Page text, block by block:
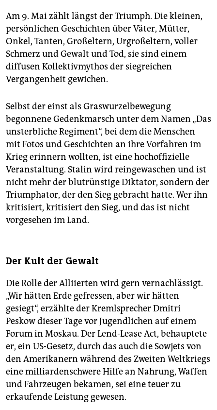
Am 9. Mai zählt längst der Triumph. Die kleinen,
persönlichen Geschichten über Väter, Mütter,
Onkel, Tanten, Großeltern, Urgroßeltern, voller
Schmerz und Gewalt und Tod, sie sind einem
diffusen Kollektivmythos der siegreichen
Vergangenheit gewichen.
Selbst der einst als Graswurzelbewegung
begonnene Gedenkmarsch unter dem Namen „Das
unsterbliche Regiment“, bei dem die Menschen
mit Fotos und Geschichten an ihre Vorfahren im
Krieg erinnern wollten, ist eine hochoffizielle
Veranstaltung. Stalin wird reingewaschen und ist
nicht mehr der blutrünstige Diktator, sondern der
Triumphator, der den Sieg gebracht hatte. Wer ihn
kritisiert, kritisiert den Sieg, und das ist nicht
vorgesehen im Land.
Der Kult der Gewalt
Die Rolle der Alliierten wird gern vernachlässigt.
„Wir hätten Erde gefressen, aber wir hätten
gesiegt“, erzählte der Kremlsprecher Dmitri
Peskow dieser Tage vor Jugendlichen auf einem
Forum in Moskau. Der Lend-Lease Act, behauptete
er, ein US-Gesetz, durch das auch die Sowjets von
den Amerikanern während des Zweiten Weltkriegs
eine milliardenschwere Hilfe an Nahrung, Waffen
und Fahrzeugen bekamen, sei eine teuer zu
erkaufende Leistung gewesen.